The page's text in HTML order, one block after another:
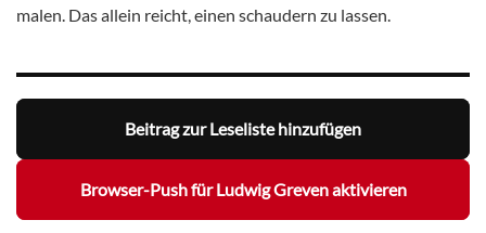
malen. Das allein reicht, einen schaudern zu lassen.
Beitrag zur Leseliste hinzufügen
Browser-Push für Ludwig Greven aktivieren